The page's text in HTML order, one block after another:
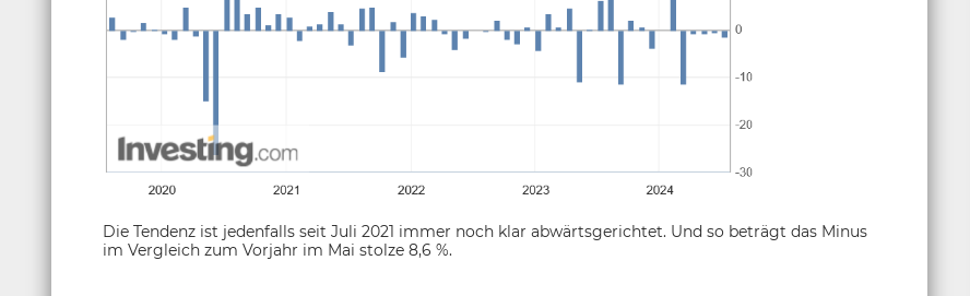
Die Tendenz ist jedenfalls seit Juli 2021 immer noch klar abwärtsgerichtet. Und so beträgt das Minus
im Vergleich zum Vorjahr im Mai stolze 8,6 %.